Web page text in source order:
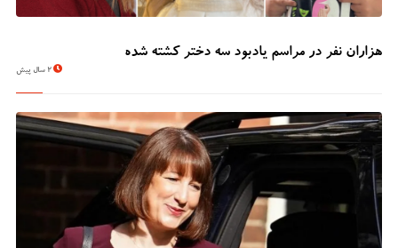
هزاران نفر در مراسم یادبود سه دختر کشته شده
2 سال پیش